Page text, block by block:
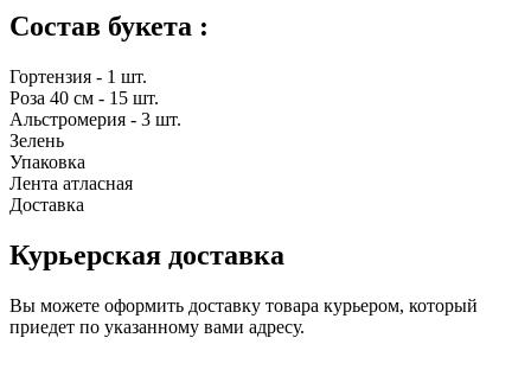
Состав букета :
Гортензия - 1 шт.
Роза 40 см - 15 шт.
Альстромерия - 3 шт.
Зелень
Упаковка
Лента атласная
Доставка
Курьерская доставка
Вы можете оформить доставку товара курьером, который
приедет по указанному вами адресу.